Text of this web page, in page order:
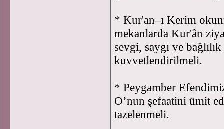
* Kur'an–ı Kerim
mekanlarda Kur'ân
sevgi, saygı ve
kuvvetlendirilmeli.
* Peygamber
O’nun şefaatini ümit
tazelenmeli.